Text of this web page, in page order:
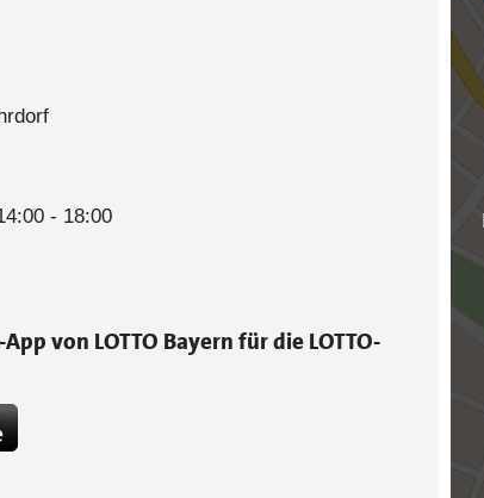
- 18:00
von LOTTO Bayern für die LOTTO-